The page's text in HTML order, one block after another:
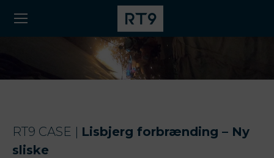
RT9 CASE | Lisbjerg forbrænding – Ny
sliske